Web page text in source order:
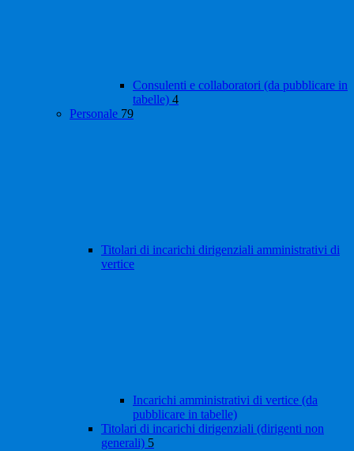
Consulenti e collaboratori (da pubblicare in
tabelle) 4
Personale 79
Titolari di incarichi dirigenziali amministrativi di
vertice
Incarichi amministrativi di vertice (da
pubblicare in tabelle)
Titolari di incarichi dirigenziali (dirigenti non
generali) 5